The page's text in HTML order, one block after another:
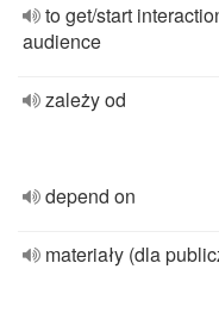
to get/start
audience
zależy od
depend on
materiały (dla